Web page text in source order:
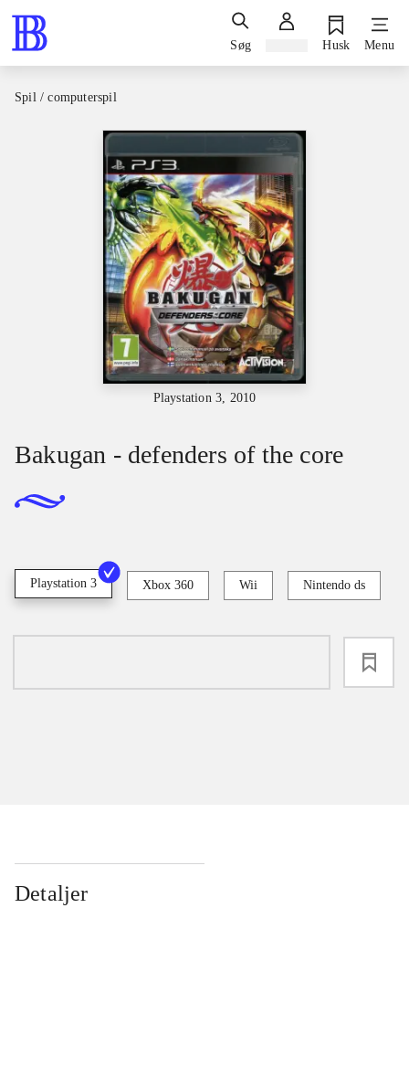
Søg Husk Menu
Spil / computerspil
Playstation 3, 2010
Bakugan - defenders of the core
Playstation 3 Xbox 360 Wii Nintendo ds
Detaljer